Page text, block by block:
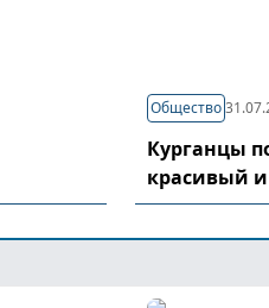
Общество
Курганцы
красивый